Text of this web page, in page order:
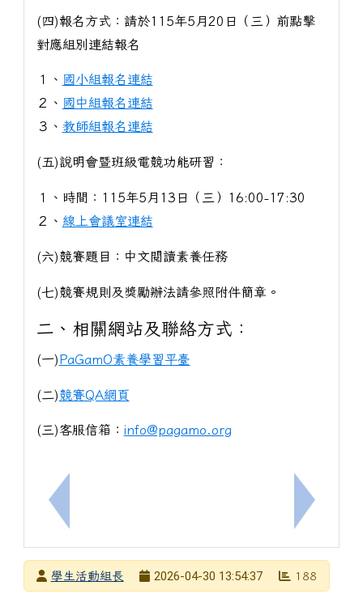
上一筆：轉知~公告本校【全國青少年國中暑假研習
(四)報名方式：請於115年5月20日（三）前點擊
對應組別連結報名
１、 國小組報名連結
２、 國中組報名連結
３、 教師組報名連結
(五)說明會暨班級電競功能研習：
１、時間：115年5月13日（三）16:00-17:30
２、 線上會議室連結
(六)競賽題目：中文閱讀素養任務
(七)競賽規則及獎勵辦法請參照附件簡章。
二、相關網站及聯絡方式：
(一)PaGamO素養學習平臺
(二)競賽QA網頁
(三)客服信箱： info@pagamo.org
下一筆：
發布者學生活動組長
2026-04-30 13:54:37 188